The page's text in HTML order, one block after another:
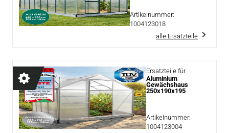
Artikelnummer:
1004123018
alle Ersatzteile
Ersatzteile für
Aluminium
Gewächshaus
250x190x195
Artikelnummer:
1004123004